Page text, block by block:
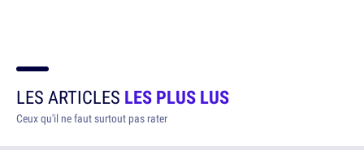
LES ARTICLES LES PLUS LUS
Ceux qu'il ne faut surtout pas rater